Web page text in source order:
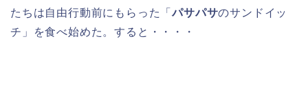
たちは自由行動前にもらった「パサパサのサンドイッ
チ」を食べ始めた。すると・・・・